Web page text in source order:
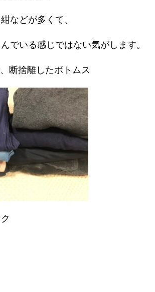
などが多くて、
でいる感じではない気がします。
断捨離したボトムス